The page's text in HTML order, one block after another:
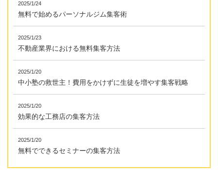
2025/1/24
無料で始めるパーソナルジム集客術
2025/1/23
不動産業界における無料集客方法
2025/1/20
中小塾の救世主！費用をかけずに生徒を増やす集客戦略
2025/1/20
効果的な工務店の集客方法
2025/1/20
無料でできるセミナーの集客方法